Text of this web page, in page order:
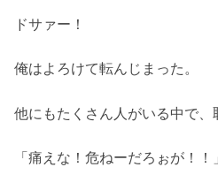
ドサァー！
俺はよろけて転んじまった。
他にもたくさん人がいる中で、
「痛えな！危ねーだろぉが！！」